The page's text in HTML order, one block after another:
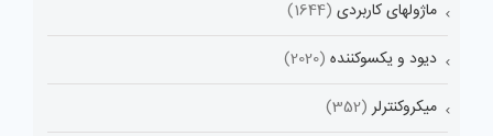
ماژولهای کاربردی (1644)
دیود و یکسوکننده (2020)
میکروکنترلر (352)